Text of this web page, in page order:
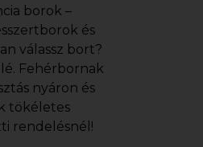
borok –
és
válassz bort?
Fehérbornak
nyáron és
tökéletes
rendelésnél!